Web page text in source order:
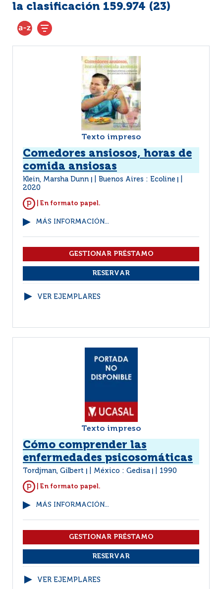
la clasificación 159.974 (23)
Texto impreso
Comedores ansiosos, horas de
comida ansiosas
Klein, Marsha Dunn Buenos Aires : Ecoline
2020
| En formato papel.
MÁS INFORMACIÓN...
VER EJEMPLARES
Texto impreso
Cómo comprender las
enfermedades psicosomáticas
Tordjman, Gilbert México : Gedisa 1990
| En formato papel.
MÁS INFORMACIÓN...
VER EJEMPLARES